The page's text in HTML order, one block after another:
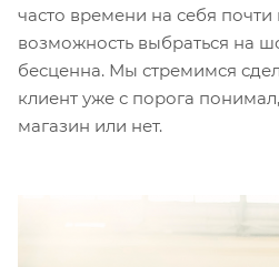
часто времени на себя почти
возможность выбраться на
бесценна. Мы стремимся
клиент уже с порога
магазин или нет.